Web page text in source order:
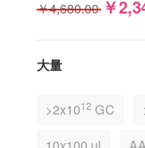
￥4,680.00 ￥
大量
>2x1012 GC